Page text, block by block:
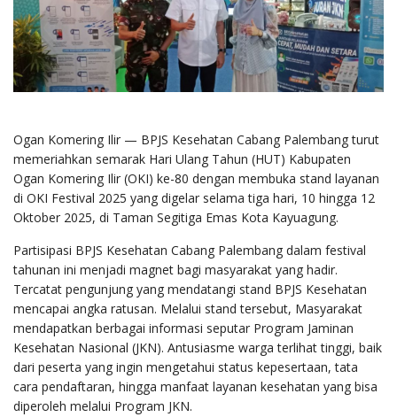
Ogan Komering Ilir — BPJS Kesehatan Cabang Palembang turut
memeriahkan semarak Hari Ulang Tahun (HUT) Kabupaten
Ogan Komering Ilir (OKI) ke-80 dengan membuka stand layanan
di OKI Festival 2025 yang digelar selama tiga hari, 10 hingga 12
Oktober 2025, di Taman Segitiga Emas Kota Kayuagung.
Partisipasi BPJS Kesehatan Cabang Palembang dalam festival
tahunan ini menjadi magnet bagi masyarakat yang hadir.
Tercatat pengunjung yang mendatangi stand BPJS Kesehatan
mencapai angka ratusan. Melalui stand tersebut, Masyarakat
mendapatkan berbagai informasi seputar Program Jaminan
Kesehatan Nasional (JKN). Antusiasme warga terlihat tinggi, baik
dari peserta yang ingin mengetahui status kepesertaan, tata
cara pendaftaran, hingga manfaat layanan kesehatan yang bisa
diperoleh melalui Program JKN.